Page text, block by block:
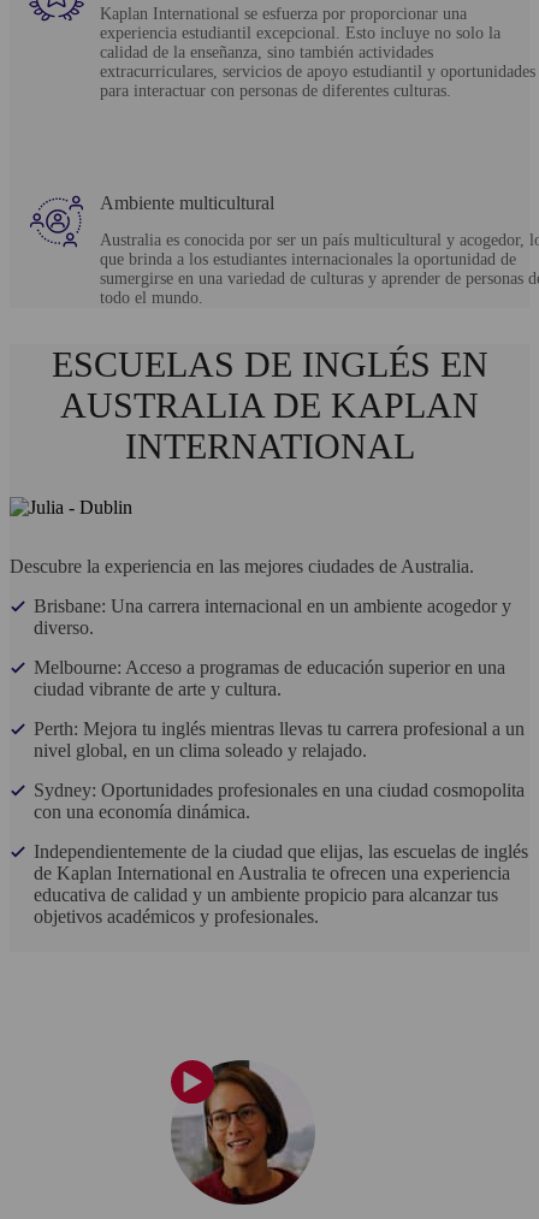
Kaplan International se esfuerza por proporcionar una
experiencia estudiantil excepcional. Esto incluye no solo la
calidad de la enseñanza, sino también actividades
extracurriculares, servicios de apoyo estudiantil y oportunidades
para interactuar con personas de diferentes culturas.
Ambiente multicultural
Australia es conocida por ser un país multicultural y acogedor,
que brinda a los estudiantes internacionales la oportunidad de
sumergirse en una variedad de culturas y aprender de personas
todo el mundo.
ESCUELAS DE INGLÉS EN
AUSTRALIA DE KAPLAN
INTERNATIONAL
Descubre la experiencia en las mejores ciudades de Australia.
Brisbane: Una carrera internacional en un ambiente acogedor y
diverso.
Melbourne: Acceso a programas de educación superior en una
ciudad vibrante de arte y cultura.
Perth: Mejora tu inglés mientras llevas tu carrera profesional a un
nivel global, en un clima soleado y relajado.
Sydney: Oportunidades profesionales en una ciudad cosmopolita
con una economía dinámica.
Independientemente de la ciudad que elijas, las escuelas de inglés
de Kaplan International en Australia te ofrecen una experiencia
educativa de calidad y un ambiente propicio para alcanzar tus
objetivos académicos y profesionales.